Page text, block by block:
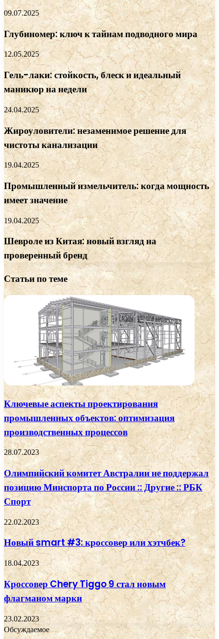
09.07.2025
Глубиномер: ключ к тайнам подводного мира
12.05.2025
Гель-лаки: стойкость, блеск и идеальный
маникюр на недели
24.04.2025
Жироуловители: незаменимое решение для
чистоты канализации
19.04.2025
Промышленный измельчитель: когда мощность
имеет значение
19.04.2025
Шевроле из Китая: новый взгляд на
проверенный бренд
Статьи по теме
Ключевые аспекты проектирования
промышленных объектов: оптимизация
производственных процессов
28.07.2023
Олимпийский комитет Австралии не поддержал
позицию Минспорта по России :: Другие :: РБК
Спорт
22.02.2023
Новый smart #3: кроссовер или хэтчбек?
18.04.2023
Кроссовер Chery Tiggo 9 стал новым
флагманом марки
23.02.2023
Обсуждаемое